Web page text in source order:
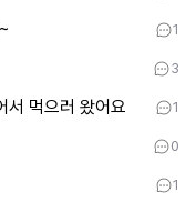
1
3
서 먹으러 왔어요 1
0
1